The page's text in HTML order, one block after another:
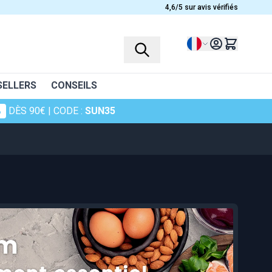
4,6/5 sur avis vérifiés
Langue
CONSEILS
DÈS 90€ | CODE : SUN35